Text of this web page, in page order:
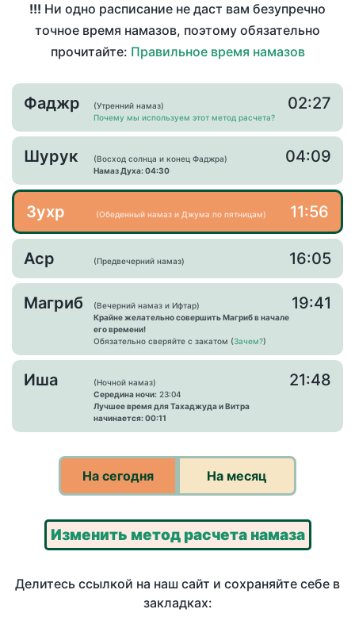
!!! Ни одно расписание не даст вам безупречно
точное время намазов, поэтому обязательно
прочитайте: Правильное время намазов
Фаджр
(Утренний намаз)
Почему мы используем этот метод расчета?
02:27
Шурук
(Восход солнца и конец Фаджра)
Намаз Духа: 04:30
04:09
Зухр (Обеденный намаз и Джума по пятницам) 11:56
Аср (Предвечерний намаз) 16:05
Магриб
(Вечерний намаз и Ифтар)
Крайне желательно совершить Магриб в начале
его времени!
Обязательно сверяйте с закатом (Зачем?)
19:41
Иша
(Ночной намаз)
Середина ночи: 23:04
Лучшее время для Тахаджуда и Витра
начинается: 00:11
21:48
На сегодня На месяц
Изменить метод расчета намаза
Делитесь ссылкой на наш сайт и сохраняйте себе в
закладках: